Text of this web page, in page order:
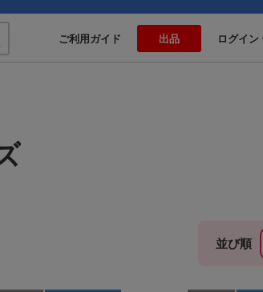
ご利用ガイド 出品 ログイン
並び順